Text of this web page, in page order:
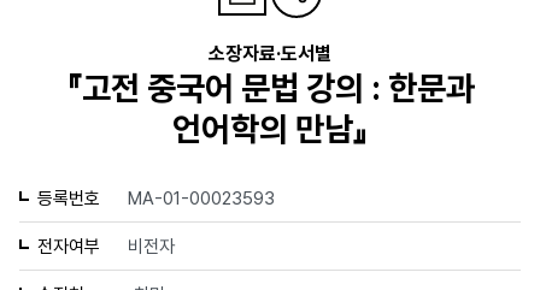
소장자료·도서별
『고전 중국어 문법 강의 : 한문과
언어학의 만남』
등록번호 MA-01-00023593
전자여부 비전자